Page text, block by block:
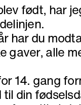
født, har
har du
gaver, alle
14. gang
din